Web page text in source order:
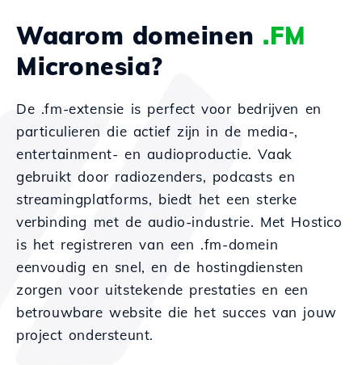
Waarom domeinen .FM
Micronesia?
De .fm-extensie is perfect voor bedrijven en
particulieren die actief zijn in de media-,
entertainment- en audioproductie. Vaak
gebruikt door radiozenders, podcasts en
streamingplatforms, biedt het een sterke
verbinding met de audio-industrie. Met Hostico
is het registreren van een .fm-domein
eenvoudig en snel, en de hostingdiensten
zorgen voor uitstekende prestaties en een
betrouwbare website die het succes van jouw
project ondersteunt.